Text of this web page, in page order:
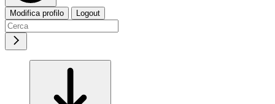
Modifica profilo Logout